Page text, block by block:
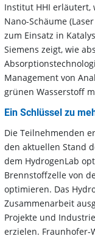
Institut HHI erläutert,
Nano-Schäume
zum Einsatz in
Siemens zeigt, wie
Management von
grünen Wasserstoff
Ein Schlüssel zu
Die Teilnehmenden
den aktuellen Stand
dem HydrogenLab
Brennstoffzelle von
optimieren. Das
Zusammenarbeit
Projekte und
erzielen. Fraunhofer-